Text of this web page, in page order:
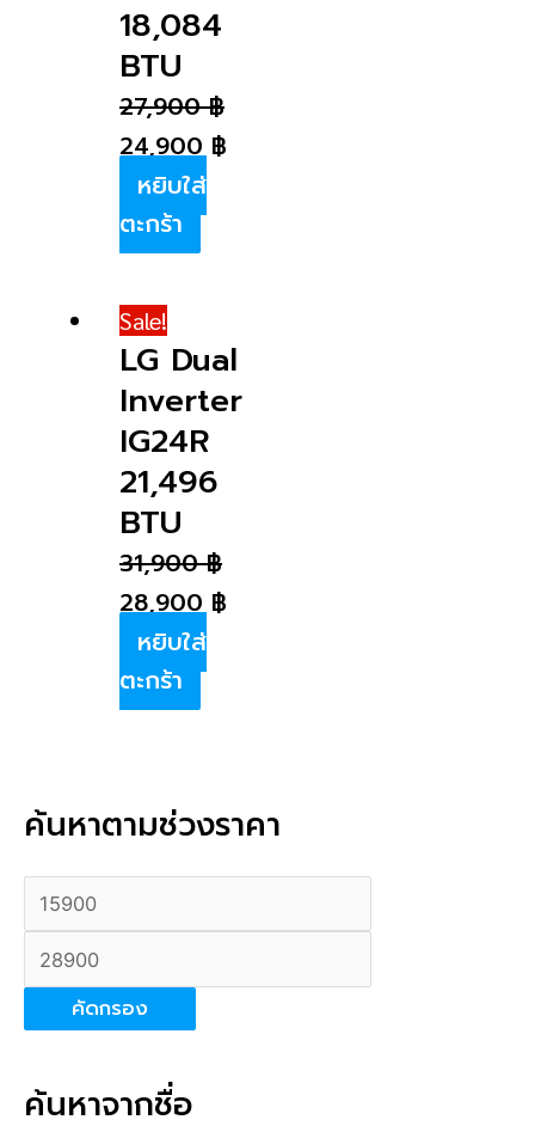
ค้นหาตามช่วงราคา
า
ด
า
คัดกรอง
ค้นหาจากชื่อ
18,084
BTU
27,900฿
24,900฿
หยิบใส่
ตะกร้า
Sale!
LG Dual
Inverter
IG24R
21,496
BTU
31,900฿
28,900฿
หยิบใส่
ตะกร้า